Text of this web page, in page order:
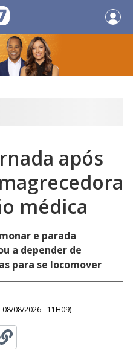
após
médica
e parada
a depender de
para se locomover
08/08/2026 - 11H09)